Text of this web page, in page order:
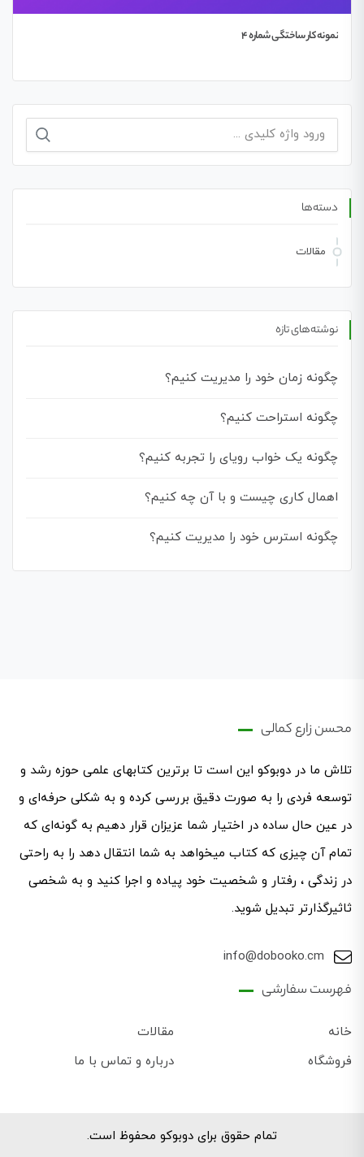
نمونه کار ساختگی شماره 4
جستجو
برای:
دسته‌ها
مقالات
نوشته‌های تازه
چگونه زمان خود را مدیریت کنیم؟
چگونه استراحت کنیم؟
چگونه یک خواب رویای را تجربه کنیم؟
اهمال کاری چیست و با آن چه کنیم؟
چگونه استرس خود را مدیریت کنیم؟
محسن زارع کمالی
تلاش ما در دوبوکو این است تا برترین کتابهای علمی حوزه رشد و
توسعه فردی را به صورت دقیق بررسی کرده و به شکلی حرفه‌ای ‌و
در عین حال ساده در اختیار شما عزیزان قرار دهیم به گونه‌ای که
تمام آن چیزی که کتاب میخواهد به شما انتقال دهد را به راحتی
در زندگی ، رفتار و شخصیت خود پیاده و اجرا کنید و به شخصی
ثاثیرگذارتر تبدیل شوید.
info@dobooko.cm
فهرست سفارشی
خانه
مقالات
فروشگاه
درباره و تماس با ما
تمام حقوق برای دوبوکو محفوظ است.